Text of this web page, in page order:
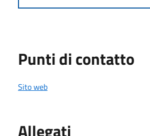
Punti di contatto
Sito web
Allegati